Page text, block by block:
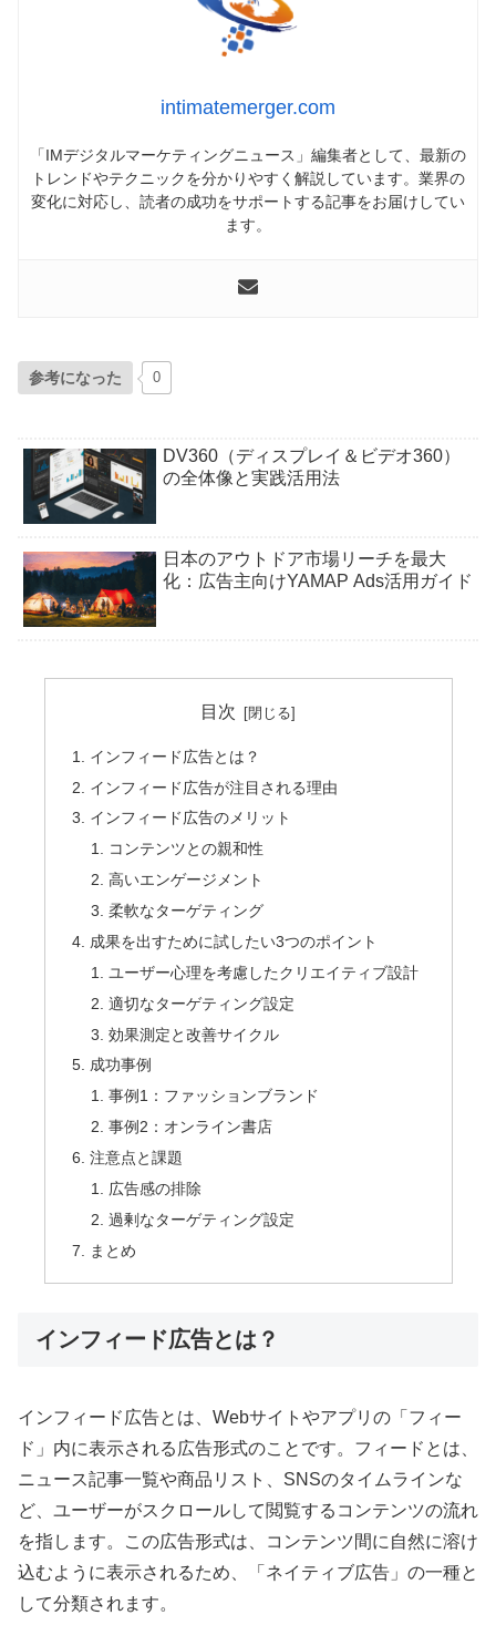
intimatemerger.com
「IMデジタルマーケティングニュース」編集者として、最新の
トレンドやテクニックを分かりやすく解説しています。業界の
変化に対応し、読者の成功をサポートする記事をお届けしてい
ます。
参考になった 0
DV360（ディスプレイ＆ビデオ360）
の全体像と実践活用法
日本のアウトドア市場リーチを最大
化：広告主向けYAMAP Ads活用ガイド
目次
インフィード広告とは？
インフィード広告が注目される理由
インフィード広告のメリット
コンテンツとの親和性
高いエンゲージメント
柔軟なターゲティング
成果を出すために試したい3つのポイント
ユーザー心理を考慮したクリエイティブ設計
適切なターゲティング設定
効果測定と改善サイクル
成功事例
事例1：ファッションブランド
事例2：オンライン書店
注意点と課題
広告感の排除
過剰なターゲティング設定
まとめ
インフィード広告とは？
インフィード広告とは、Webサイトやアプリの「フィー
ド」内に表示される広告形式のことです。フィードとは、
ニュース記事一覧や商品リスト、SNSのタイムラインな
ど、ユーザーがスクロールして閲覧するコンテンツの流れ
を指します。この広告形式は、コンテンツ間に自然に溶け
込むように表示されるため、「ネイティブ広告」の一種と
して分類されます。